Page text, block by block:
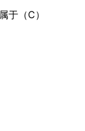
于（C）